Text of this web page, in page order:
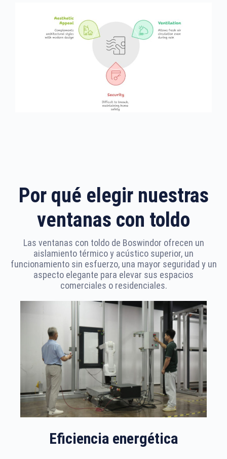
Por qué elegir nuestras
ventanas con toldo
Las ventanas con toldo de Boswindor ofrecen un
aislamiento térmico y acústico superior, un
funcionamiento sin esfuerzo, una mayor seguridad y un
aspecto elegante para elevar sus espacios
comerciales o residenciales.
Eficiencia energética